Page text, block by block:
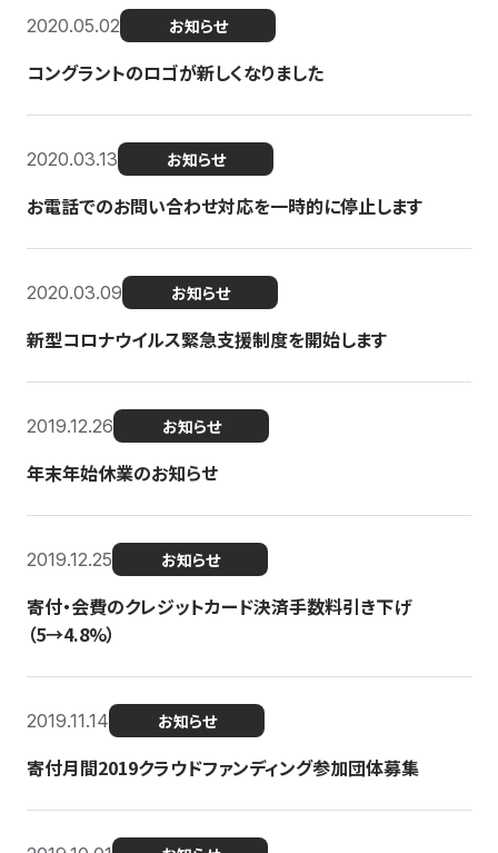
2020.05.02 お知らせ
コングラントのロゴが新しくなりました
2020.03.13 お知らせ
お電話でのお問い合わせ対応を一時的に停止します
2020.03.09 お知らせ
新型コロナウイルス緊急支援制度を開始します
2019.12.26 お知らせ
年末年始休業のお知らせ
2019.12.25 お知らせ
寄付・会費のクレジットカード決済手数料引き下げ
（5→4.8%）
2019.11.14 お知らせ
寄付月間2019クラウドファンディング参加団体募集